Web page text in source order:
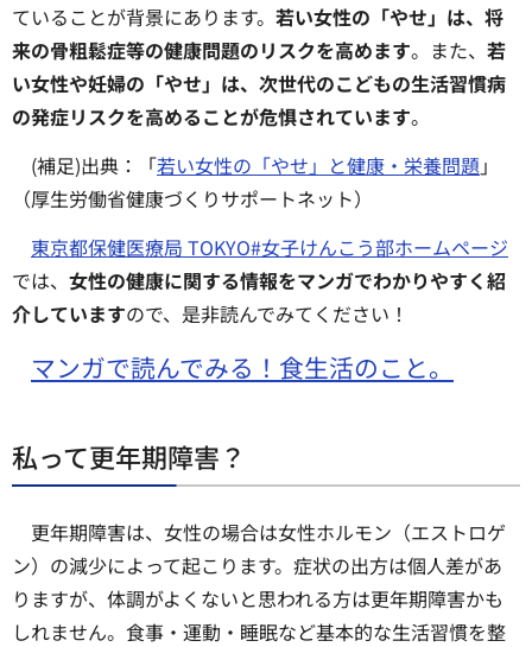
ていることが背景にあります。 若い女性の「やせ」は、将
来の骨粗鬆症等の健康問題のリスクを高めます。また、 若
い女性や妊婦の「やせ」は、次世代のこどもの生活習慣病
の発症リスクを高めることが危惧されています。
(補足)出典：「若い女性の「やせ」と健康・栄養問題 」
（厚生労働省健康づくりサポートネット）
東京都保健医療局 TOKYO#女子けんこう部ホームページ
では、 女性の健康に関する情報をマンガでわかりやすく紹
介していますので、是非読んでみてください！
マンガで読んでみる！食生活のこと。
私って更年期障害？
更年期障害は、女性の場合は女性ホルモン（エストロゲ
ン）の減少によって起こります。症状の出方は個人差があ
りますが、体調がよくないと思われる方は更年期障害かも
しれません。食事・運動・睡眠など基本的な生活習慣を整